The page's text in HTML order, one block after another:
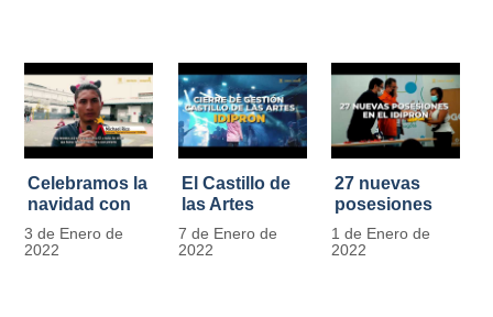
Celebramos la
navidad con
los Niños y
Niñas de los
3 de Enero de
2022
El Castillo de
las Artes
celebra su
primer año
7 de Enero de
2022
27 nuevas
posesiones
en el IDIPRON
1 de Enero de
2022